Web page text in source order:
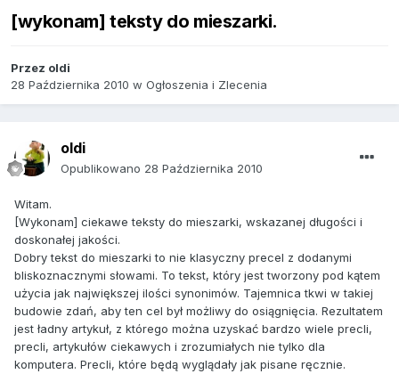
[wykonam] teksty do mieszarki.
Przez oldi
28 Października 2010 w Ogłoszenia i Zlecenia
oldi
Opublikowano 28 Października 2010
Witam.
[Wykonam] ciekawe teksty do mieszarki, wskazanej długości i
doskonałej jakości.
Dobry tekst do mieszarki to nie klasyczny precel z dodanymi
bliskoznacznymi słowami. To tekst, który jest tworzony pod kątem
użycia jak największej ilości synonimów. Tajemnica tkwi w takiej
budowie zdań, aby ten cel był możliwy do osiągnięcia. Rezultatem
jest ładny artykuł, z którego można uzyskać bardzo wiele precli,
precli, artykułów ciekawych i zrozumiałych nie tylko dla
komputera. Precli, które będą wyglądały jak pisane ręcznie.